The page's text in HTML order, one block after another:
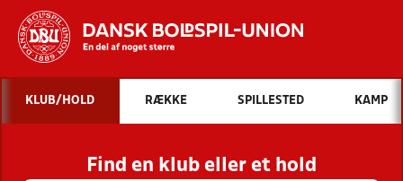
Hvad vil du søge efter?
INDHOLD OG NYHEDER
STILLINGER, RESULTATER, KLUBBER OG
KLUB/HOLD RÆKKE SPILLESTED KAMP
Find en klub eller et hold